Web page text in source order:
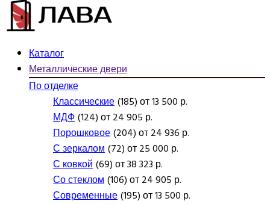
Каталог
Металлические двери
По отделке
Классические(185) от 13 500 р.
МДФ(124) от 24 905 р.
Порошковое(204) от 24 936 р.
С зеркалом(72) от 25 000 р.
С ковкой(69) от 38 323 р.
Со стеклом(106) от 24 905 р.
Современные(195) от 13 500 р.